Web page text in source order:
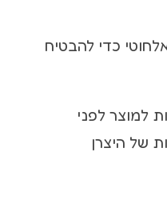
כדי להבטיח
למוצר לפני
של היצרן